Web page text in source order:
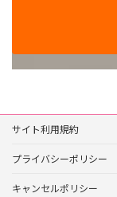
サイト利用規約
プライバシーポリシー
キャンセルポリシー